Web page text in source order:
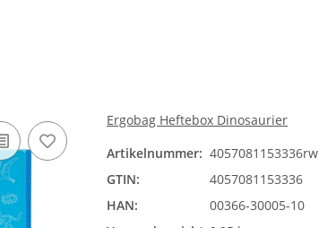
Ergobag Heftebox Dinosaurier
Artikelnummer: 4057081153336rw
GTIN:
4057081153336
HAN:
00366-30005-10